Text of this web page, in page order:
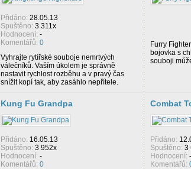
Přidáno: 28.05.13
Spuštěno: 3 311x
Hodnocení: -
Komentářů: 0
Vyhrajte rytířské souboje nemrtvých
válečníků. Vaším úkolem je správně
nastavit rychlost rozběhu a v pravý čas
snížit kopí tak, aby zasáhlo nepřítele.
Furry
bojovka s
souboji
Kung Fu Grandpa
Přidáno: 16.05.13
Spuštěno: 3 952x
Hodnocení: -
Komentářů: 0
Combat
Přidáno:
Spuštěno: 3
Hodnocení: -
Komentářů: